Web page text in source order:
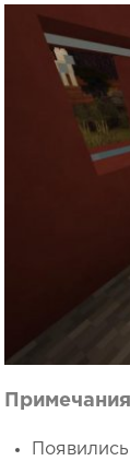
Примечания